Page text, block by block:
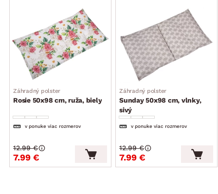
Záhradný polster
Rosie 50x98 cm, ruža, biely
v ponuke viac rozmerov
7.99 €
12.99 €
Záhradný polster
Sunday 50x98 cm, vlnky,
sivý
v ponuke viac rozmerov
7.99 €
12.99 €